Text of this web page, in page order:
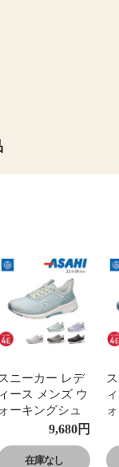
ニーカー レデ
ィース メンズ ウ
ォーキングシュ
ーズ 幅広 反射材
アサヒフットケ
黒 ブラック
9,680円
在庫なし